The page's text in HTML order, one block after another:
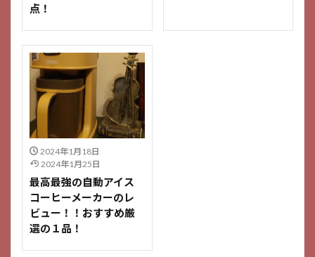
点！
2024年1月18日
2024年1月25日
最高最強の自動アイス
コーヒーメーカーのレ
ビュー！！おすすめ厳
選の１品！